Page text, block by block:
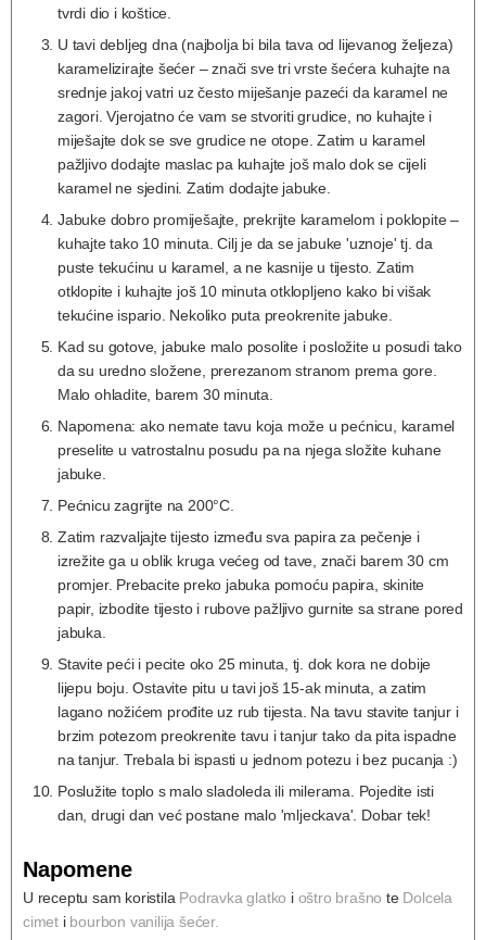
tvrdi dio i koštice.
U tavi debljeg dna (najbolja bi bila tava od lijevanog željeza)
karamelizirajte šećer – znači sve tri vrste šećera kuhajte na
srednje jakoj vatri uz često miješanje pazeći da karamel ne
zagori. Vjerojatno će vam se stvoriti grudice, no kuhajte i
miješajte dok se sve grudice ne otope. Zatim u karamel
pažljivo dodajte maslac pa kuhajte još malo dok se cijeli
karamel ne sjedini. Zatim dodajte jabuke.
Jabuke dobro promiješajte, prekrijte karamelom i poklopite –
kuhajte tako 10 minuta. Cilj je da se jabuke 'uznoje' tj. da
puste tekućinu u karamel, a ne kasnije u tijesto. Zatim
otklopite i kuhajte još 10 minuta otklopljeno kako bi višak
tekućine ispario. Nekoliko puta preokrenite jabuke.
Kad su gotove, jabuke malo posolite i posložite u posudi tako
da su uredno složene, prerezanom stranom prema gore.
Malo ohladite, barem 30 minuta.
Napomena: ako nemate tavu koja može u pećnicu, karamel
preselite u vatrostalnu posudu pa na njega složite kuhane
jabuke.
Pećnicu zagrijte na 200°C.
Zatim razvaljajte tijesto između sva papira za pečenje i
izrežite ga u oblik kruga većeg od tave, znači barem 30 cm
promjer. Prebacite preko jabuka pomoću papira, skinite
papir, izbodite tijesto i rubove pažljivo gurnite sa strane pored
jabuka.
Stavite peći i pecite oko 25 minuta, tj. dok kora ne dobije
lijepu boju. Ostavite pitu u tavi još 15-ak minuta, a zatim
lagano nožićem prođite uz rub tijesta. Na tavu stavite tanjur i
brzim potezom preokrenite tavu i tanjur tako da pita ispadne
na tanjur. Trebala bi ispasti u jednom potezu i bez pucanja :)
Poslužite toplo s malo sladoleda ili milerama. Pojedite isti
dan, drugi dan već postane malo 'mljeckava'. Dobar tek!
Napomene
U receptu sam koristila Podravka glatko i oštro brašno te Dolcela
cimet i bourbon vanilija šećer.